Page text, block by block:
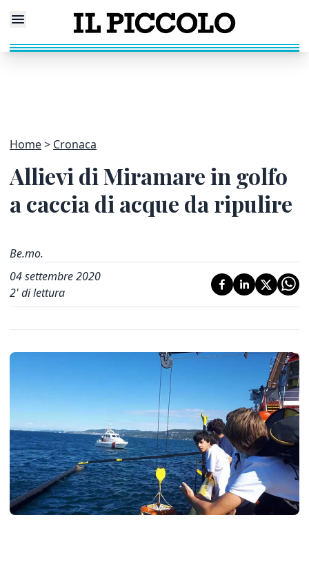
Home Cronaca
Allievi di Miramare in golfo
a caccia di acque da ripulire
Be.mo.
04 settembre 2020
2' di lettura